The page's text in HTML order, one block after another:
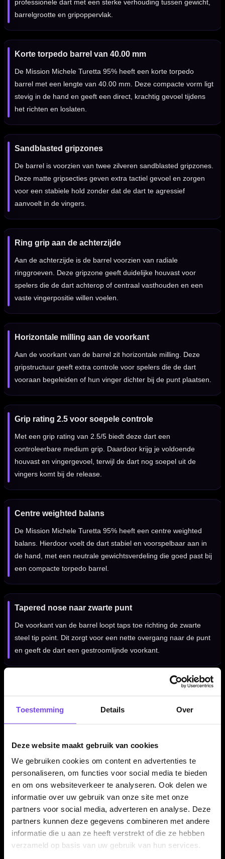
Toestemming Details Over
Deze website maakt gebruik van cookies
We gebruiken cookies om content en advertenties te
personaliseren, om functies voor social media te bieden
en om ons websiteverkeer te analyseren. Ook delen we
informatie over uw gebruik van onze site met onze
partners voor social media, adverteren en analyse. Deze
partners kunnen deze gegevens combineren met andere
informatie die u aan ze heeft verstrekt of die ze hebben
verzameld op basis van uw gebruik van hun services.
professionele dart met een sterke verhouding tussen gewicht,
barrelgrootte en gripoppervlak.
Korte torpedo barrel van 40.00 mm
De Mission Michele Turetta 95% heeft een korte torpedo
barrel met een lengte van 40.00 mm. Deze compacte vorm ligt
stevig in de hand en geeft een direct, krachtig gevoel tijdens
het richten en loslaten.
Sandblasted gripzones
De barrel is voorzien van twee zilveren sandblasted gripzones.
Deze matte gripsecties geven extra tactiel gevoel en zorgen
voor een stabiele hold zonder dat de dart te agressief
aanvoelt in de vingers.
Ring grip aan de achterzijde
Aan de achterzijde is de barrel voorzien van radiale
ringgroeven. Deze gripzone geeft duidelijke houvast voor
spelers die de dart achterop of centraal vasthouden en een
vaste vingerpositie willen voelen.
Horizontale milling aan de voorkant
Aan de voorkant van de barrel zit horizontale milling. Deze
gripstructuur geeft extra controle voor spelers die de dart
vooraan begeleiden of hun vinger dichter bij de punt plaatsen.
Grip rating 2.5 voor soepele controle
Met een grip rating van 2.5/5 biedt deze dart een
controleerbare medium grip. Daardoor krijg je voldoende
houvast en vingergevoel, terwijl de dart nog soepel uit de
vingers komt bij de release.
Centre weighted balans
De Mission Michele Turetta 95% heeft een centre weighted
balans. Hierdoor voelt de dart stabiel en voorspelbaar aan in
de hand, met een neutrale gewichtsverdeling die goed past bij
een compacte torpedo barrel.
Tapered nose naar zwarte punt
De voorkant van de barrel loopt taps toe richting de zwarte
steel tip point. Dit zorgt voor een nette overgang naar de punt
en geeft de dart een gestroomlijnde voorkant.
De zilver-grijze afwerking geeft deze Michele Turetta darts een
moderne Mission look.
Verkrijgbaar in 21 en 23 gram
De Mission Michele Turetta 95% dartpijlen zijn verkrijgbaar in
21 en 23 gram. Beide varianten hebben een barrel lengte van
40.00 mm en een barrel width van 8.30 mm.